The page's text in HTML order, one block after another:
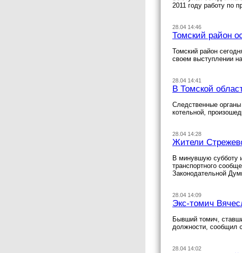
2011 году работу по
28.04 14:46
Томский район
Томский район
своем выступлении
28.04 14:41
В Томской
Следственные
котельной,
28.04 14:28
Жители
В минувшую субботу
транспортного
Законодательной
28.04 14:09
Экс-томич
Бывший томич,
должности, сообщил
28.04 14:02